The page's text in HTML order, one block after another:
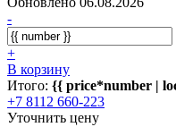
-
+
В корзину
Итого: {{ price*number |
+7 8112 660-223
Уточнить цену